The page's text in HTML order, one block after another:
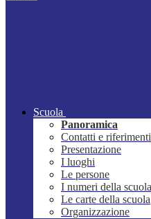
Scuola
Panoramica
Contatti e riferimenti
Presentazione
I luoghi
Le persone
I numeri della scuola
Le carte della scuola
Organizzazione